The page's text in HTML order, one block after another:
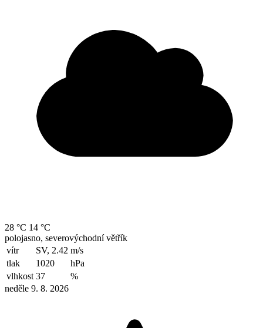
28 °C 14 °C
polojasno, severovýchodní větřík
vítr
SV, 2.42 m/s
tlak
1020
hPa
vlhkost 37
%
neděle 9. 8. 2026